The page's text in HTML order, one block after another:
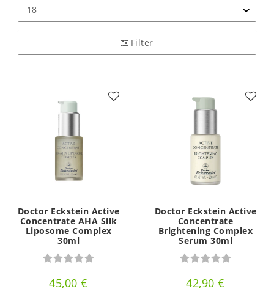
Filter
Doctor Eckstein Active
Concentrate AHA Silk
Liposome Complex
30ml
45,00 €
Doctor Eckstein Active
Concentrate
Brightening Complex
Serum 30ml
42,90 €